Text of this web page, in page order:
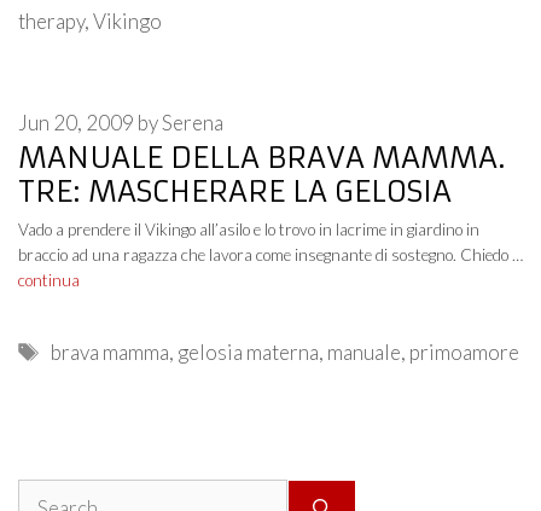
therapy,Vikingo
MANUALE DELLA BRAVA MAMMA.
TRE: MASCHERARE LA GELOSIA
Jun 20, 2009 bySerena
Vado a prendere il Vikingo all’asilo e lo trovo in lacrime in giardino in
braccio ad una ragazza che lavora come insegnante di sostegno. Chiedo …
continua
Tags
brava mamma, gelosia materna, manuale, primoamore
Search